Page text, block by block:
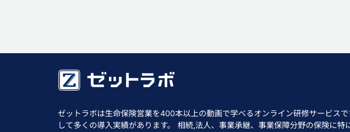
ゼットラボは生命保険営業を400本以上の動画で学べるオンライン研修サービス
して多くの導入実績があります。 相続,法人、事業承継、事業保障分野の保険に特